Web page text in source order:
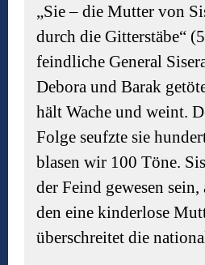
„Sie – die Mutter von
durch die Gitterstäbe“
feindliche General
Debora und Barak
hält Wache und weint.
Folge seufzte sie
blasen wir 100 Töne.
der Feind gewesen sein,
den eine kinderlose
überschreitet die